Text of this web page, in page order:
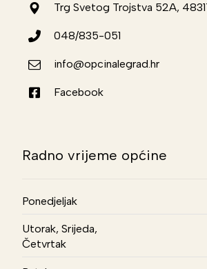
Trg Svetog Trojstva 52A,
048/835-051
info@opcinalegrad.hr
Facebook
Radno vrijeme općine
Ponedjeljak
Utorak, Srijeda,
Četvrtak